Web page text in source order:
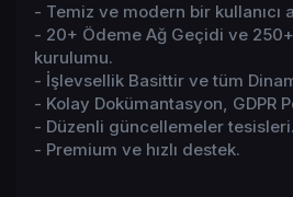
- Temiz ve modern bir kullanıcı
- 20+ Ödeme Ağ Geçidi ve
kurulumu.
- İşlevsellik Basittir ve tüm
- Kolay Dokümantasyon, GDPR
- Düzenli güncellemeler tesisleri.
- Premium ve hızlı destek.